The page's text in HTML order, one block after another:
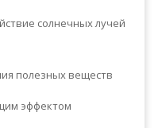
солнечных лучей
полезных веществ
эффектом